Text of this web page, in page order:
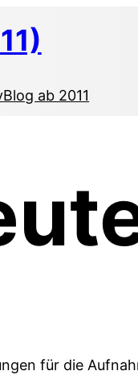
Blog ab 2011
für die